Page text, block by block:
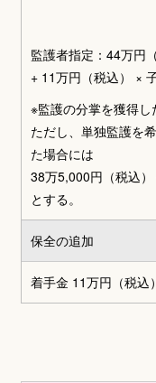
監護者指定：44万円
+ 11万円（税込） ×
※監護の分掌を獲得し
ただし、単独監護を
た場合には
38万5,000円（税込
とする。
保全の追加
着手金 11万円（税込